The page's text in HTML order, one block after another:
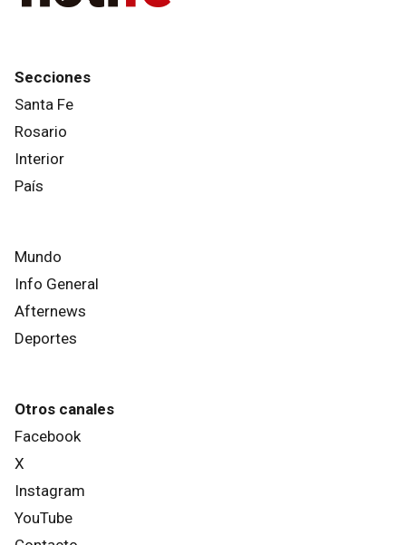
Secciones
Santa Fe
Rosario
Interior
País
Mundo
Info General
Afternews
Deportes
Otros canales
Facebook
X
Instagram
YouTube